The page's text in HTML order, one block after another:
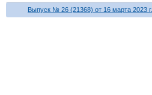
Выпуск № 26 (21368) от 16 марта 2023 г.